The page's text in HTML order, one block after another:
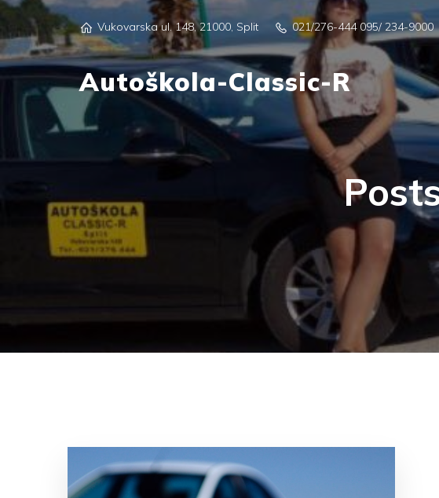
Vukovarska ul. 148, 21000, Split 021/276-444 095/ 234-9000
Autoškola-Classic-R